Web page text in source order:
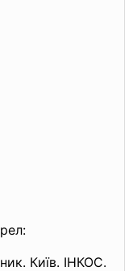
Київ. ІНКОС.